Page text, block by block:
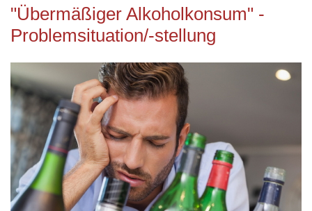
"Übermäßiger Alkoholkonsum" -
Problemsituation/-stellung